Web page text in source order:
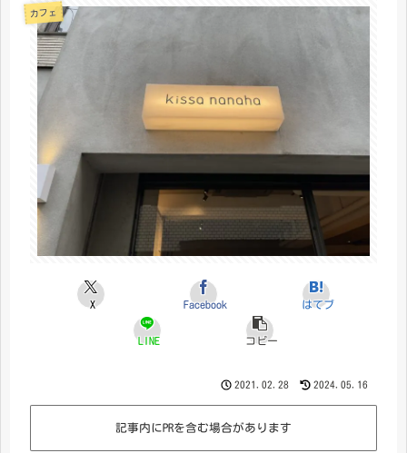
カフェ
X Facebook はてブ
LINE コピー
2021.02.28 2024.05.16
記事内にPRを含む場合があります